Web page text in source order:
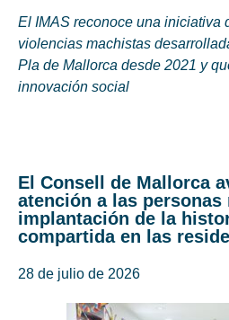
El IMAS reconoce una iniciativa
violencias machistas
Pla de Mallorca desde 2021 y
innovación social
El Consell de Mallorca
atención a las personas
implantación de la
compartida en las
28 de julio de 2026